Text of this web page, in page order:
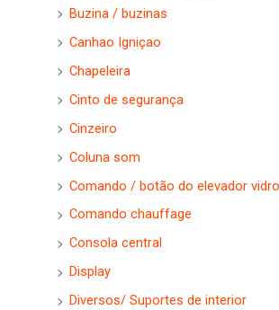
Buzina / buzinas
Canhao Igniçao
Chapeleira
Cinto de segurança
Cinzeiro
Coluna som
Comando / botão do elevador vidro
Comando chauffage
Consola central
Display
Diversos/ Suportes de interior